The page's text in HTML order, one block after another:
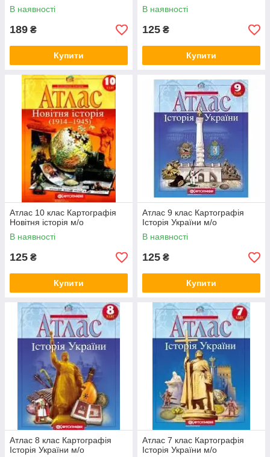
В наявності
189 ₴
Купити
В наявності
125 ₴
Купити
Атлас 10 клас Картографія
Новітня історія м/о
В наявності
125 ₴
Купити
Атлас 9 клас Картографія
Історія України м/о
В наявності
125 ₴
Купити
Атлас 8 клас Картографія
Історія України м/о
Атлас 7 клас Картографія
Історія України м/о